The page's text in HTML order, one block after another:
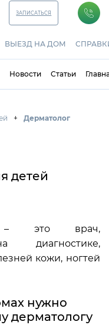
ЗАПИСАТЬСЯ
ВЫЕЗД НА ДОМ
Новости Статьи
Дерматолог
детей
– это врач,
диагностике,
кожи, ногтей
нужно
дерматологу